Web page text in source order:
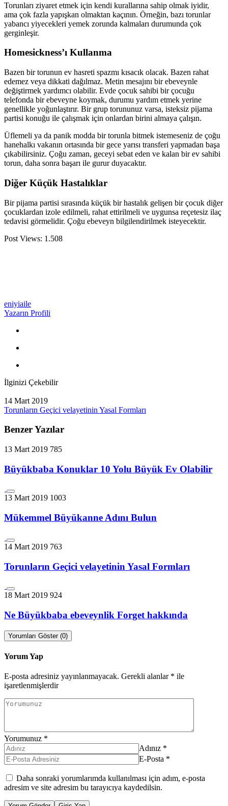
Torunları ziyaret etmek için kendi kurallarına sahip olmak iyidir,
ama çok fazla yapışkan olmaktan kaçının. Örneğin, bazı torunlar
yabancı yiyecekleri yemek zorunda kalmaları durumunda çok
gerginleşir.
Homesickness’ı Kullanma
Bazen bir torunun ev hasreti spazmı kısacık olacak. Bazen rahat
edemez veya dikkati dağılmaz. Metin mesajını bir ebeveynle
değiştirmek yardımcı olabilir. Evde çocuk sahibi bir çocuğu
telefonda bir ebeveyne koymak, durumu yardım etmek yerine
genellikle yoğunlaştırır. Bir grup torununuz varsa, isteksiz pijama
partisi konuğu ile çalışmak için onlardan birini almaya çalışın.
Üflemeli ya da panik modda bir torunla bitmek istemeseniz de çoğu
hanehalkı vakanın ortasında bir gece yarısı transferi yapmadan başa
çıkabilirsiniz. Çoğu zaman, geceyi sebat eden ve kalan bir ev sahibi
torun, daha sonra başarı ile gurur duyacaktır.
Diğer Küçük Hastalıklar
Bir pijama partisi sırasında küçük bir hastalık gelişen bir çocuk diğer
çocuklardan izole edilmeli, rahat ettirilmeli ve uygunsa reçetesiz ilaç
tedavisi görmelidir. Çoğu ebeveyn bilgilendirilmek isteyecektir.
Post Views: 1.508
eniyiaile
Yazarın Profili
İlginizi Çekebilir
14 Mart 2019
Torunların Geçici velayetinin Yasal Formları
Benzer Yazılar
13 Mart 2019 785
Büyükbaba Konuklar 10 Yolu Büyük Ev Olabilir
13 Mart 2019 1003
Mükemmel Büyükanne Adını Bulun
14 Mart 2019 763
Torunların Geçici velayetinin Yasal Formları
18 Mart 2019 924
Ne Büyükbaba ebeveynlik Forget hakkında
Yorumları Göster (0)
Yorum Yap
E-posta adresiniz yayınlanmayacak. Gerekli alanlar * ile
işaretlenmişlerdir
Yorumunuz *
Adınız *
E-Posta *
Daha sonraki yorumlarımda kullanılması için adım, e-posta
adresim ve site adresim bu tarayıcıya kaydedilsin.